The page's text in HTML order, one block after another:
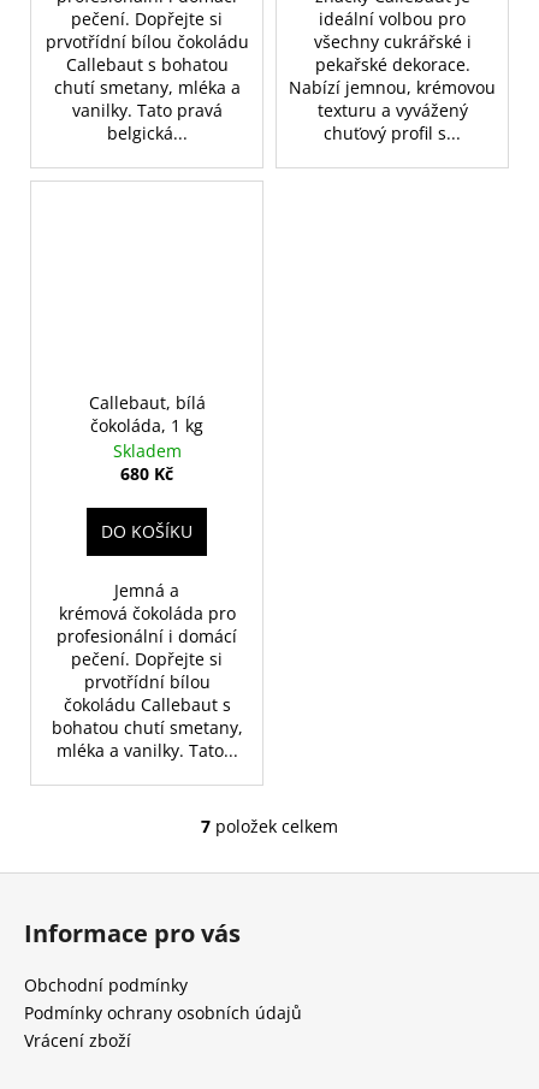
pečení. Dopřejte si
prvotřídní bílou čokoládu
Callebaut s bohatou
chutí smetany, mléka a
vanilky. Tato pravá
belgická...
ideální volbou pro
všechny cukrářské i
pekařské dekorace.
Nabízí jemnou, krémovou
texturu a vyvážený
chuťový profil s...
Callebaut, bílá
čokoláda, 1 kg
Skladem
680 Kč
DO KOŠÍKU
Jemná a
krémová čokoláda pro
profesionální i domácí
pečení. Dopřejte si
prvotřídní bílou
čokoládu Callebaut s
bohatou chutí smetany,
mléka a vanilky. Tato...
O
í
7 položek celkem
Z
Informace pro vás
Obchodní podmínky
Podmínky ochrany osobních údajů
Vrácení zboží